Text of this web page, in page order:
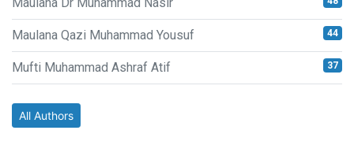
Maulana Qazi Muhammad Yousuf 44
Mufti Muhammad Ashraf Atif 37
All Authors